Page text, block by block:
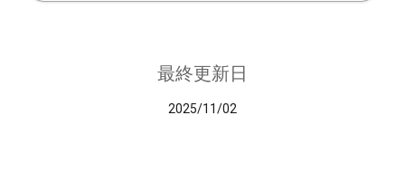
最終更新日
2025/11/02